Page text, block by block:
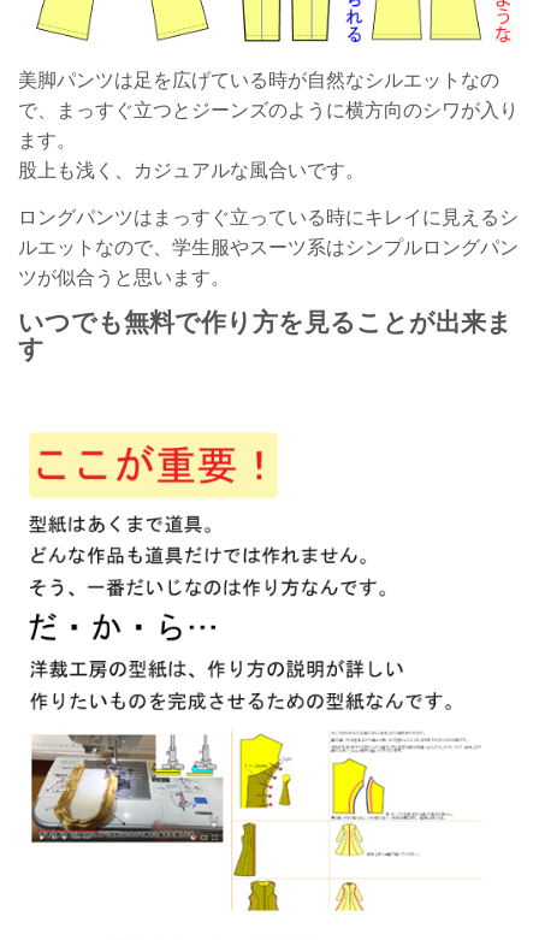
美脚パンツは足を広げている時が自然なシルエットなの
で、まっすぐ立つとジーンズのように横方向のシワが入り
ます。
股上も浅く、カジュアルな風合いです。
ロングパンツはまっすぐ立っている時にキレイに見えるシ
ルエットなので、学生服やスーツ系はシンプルロングパン
ツが似合うと思います。
いつでも無料で作り方を見ることが出来ま
す